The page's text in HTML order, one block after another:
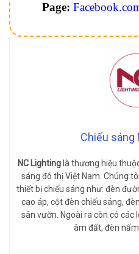
Page:
Chiếu sáng
NC Lightinglà thương hiệu
sáng đô thị Việt Nam. Chúng
thiết bị chiếu sáng như: đèn
cao áp, cột đèn chiếu sáng,
sân vườn. Ngoài ra còn có
âm đất, đèn